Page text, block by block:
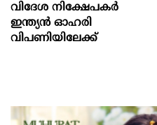
വിദേശ നിക്ഷേപകര്‍
ഇന്ത്യൻ ഓഹരി
വിപണിയിലേക്ക്